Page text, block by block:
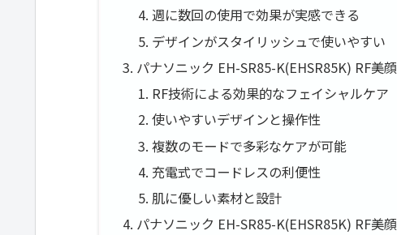
週に数回の使用で効果が実感できる
デザインがスタイリッシュで使いやすい
パナソニック EH-SR85-K(EHSR85K) RF美
RF技術による効果的なフェイシャルケア
使いやすいデザインと操作性
複数のモードで多彩なケアが可能
充電式でコードレスの利便性
肌に優しい素材と設計
パナソニック EH-SR85-K(EHSR85K) RF美